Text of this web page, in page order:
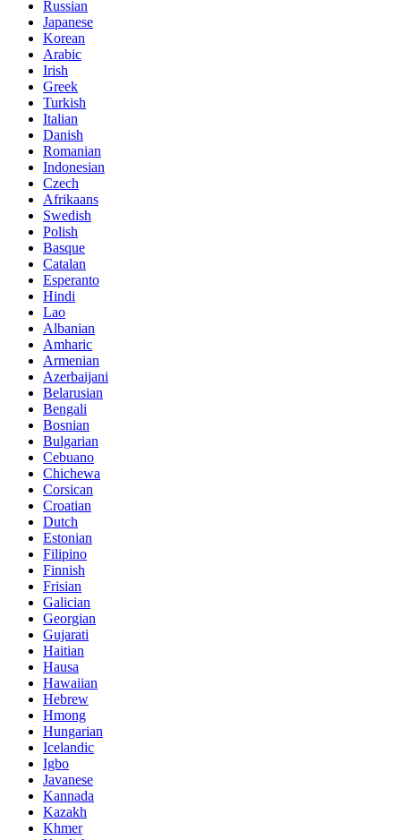
Russian
Japanese
Korean
Arabic
Irish
Greek
Turkish
Italian
Danish
Romanian
Indonesian
Czech
Afrikaans
Swedish
Polish
Basque
Catalan
Esperanto
Hindi
Lao
Albanian
Amharic
Armenian
Azerbaijani
Belarusian
Bengali
Bosnian
Bulgarian
Cebuano
Chichewa
Corsican
Croatian
Dutch
Estonian
Filipino
Finnish
Frisian
Galician
Georgian
Gujarati
Haitian
Hausa
Hawaiian
Hebrew
Hmong
Hungarian
Icelandic
Igbo
Javanese
Kannada
Kazakh
Khmer